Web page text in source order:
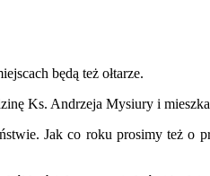
będą też ołtarze.
Ks. Andrzeja Mysiury i
Jak co roku prosimy też o